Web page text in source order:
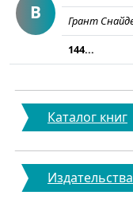
В
Грант
144...
Каталог книг
Издательства